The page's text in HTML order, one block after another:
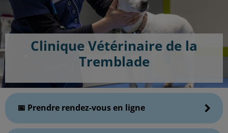
Clinique Vétérinaire de la
Tremblade
📅 Prendre rendez-vous en ligne